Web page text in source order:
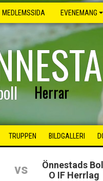
MEDLEMSSIDA EVENEMANG
Herrar
TRUPPEN BILDGALLERI
vs
Önnestads Boll
O IF Herrlag